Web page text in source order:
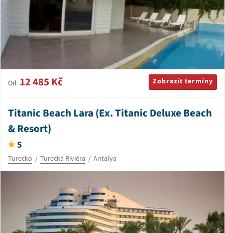
Od 12 485 Kč Zobrazit termíny
Titanic Beach Lara (Ex. Titanic Deluxe Beach
& Resort)
5
Turecko Turecká Riviéra Antalya